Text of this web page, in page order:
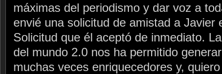
máximas del periodismo y dar voz a
envié una solicitud de amistad a Javier
Solicitud que él aceptó de inmediato.
del mundo 2.0 nos ha permitido
muchas veces enriquecedores y,